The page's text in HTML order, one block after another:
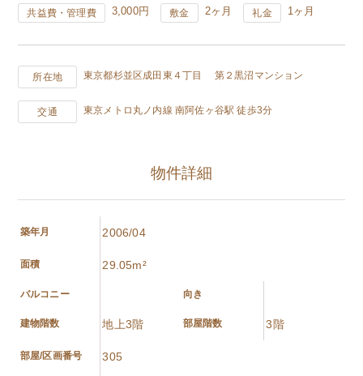
共益費・管理費 3,000円 敷金 2ヶ月 礼金 1ヶ月
所在地 東京都杉並区成田東４丁目 第２黒沼マンション
交通 東京メトロ丸ノ内線 南阿佐ヶ谷駅 徒歩3分
物件詳細
築年月 2006/04
面積 29.05m²
バルコニー 向き
建物階数 地上3階 部屋階数 3階
部屋/区画番号 305